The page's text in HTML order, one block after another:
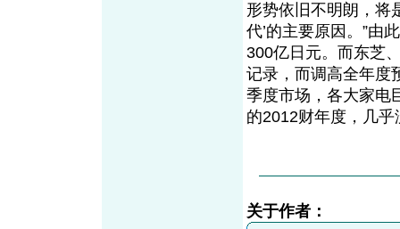
形势依旧不明朗，将
代’的主要原因。”由
300亿日元。而东芝
记录，而调高全年度
季度市场，各大家电
的2012财年度，几
关于作者：